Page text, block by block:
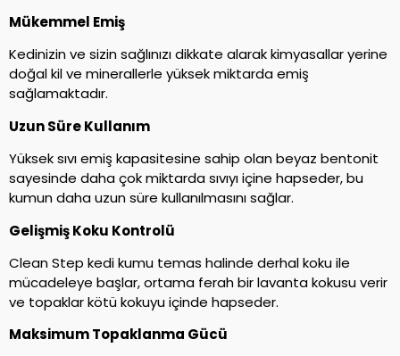
Mükemmel Emiş
Kedinizin ve sizin sağlınızı dikkate alarak kimyasallar yerine
doğal kil ve minerallerle yüksek miktarda emiş
sağlamaktadır.
Uzun Süre Kullanım
Yüksek sıvı emiş kapasitesine sahip olan beyaz bentonit
sayesinde daha çok miktarda sıvıyı içine hapseder, bu
kumun daha uzun süre kullanılmasını sağlar.
Gelişmiş Koku Kontrolü
Clean Step kedi kumu temas halinde derhal koku ile
mücadeleye başlar, ortama ferah bir lavanta kokusu verir
ve topaklar kötü kokuyu içinde hapseder.
Maksimum Topaklanma Gücü